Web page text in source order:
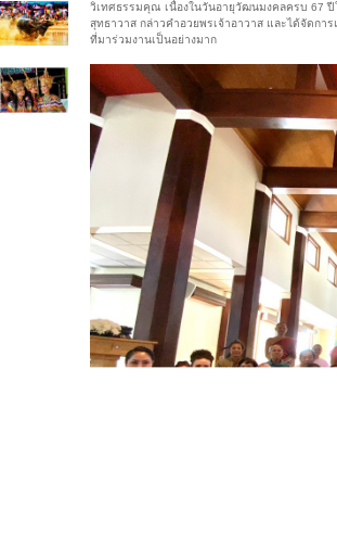
วิเทศธรรมคุณ เนื่องในวันอายุวัฒนมงคลครบ 67
สุทธาวาส กล่าวคำอวยพรเจ้าอาวาส และได้จัดก
ที่มาร่วมงานเป็นอย่างมาก